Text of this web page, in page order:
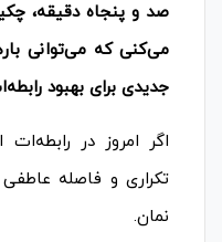
صد و پنجاه دقیقه،
می‌کنی که می‌توانی
جدیدی برای بهبود
اگر امروز در
تکراری و فاصله
نمان.